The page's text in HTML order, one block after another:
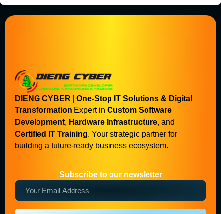
DIENG CYBER | One-Stop IT Solutions & Digital
Transformation Expert in Custom Software
Development, Hardware Infrastructure, and
Certified IT Training. Your strategic partner for
building a future-ready business ecosystem.
Subscribe to our newsletter